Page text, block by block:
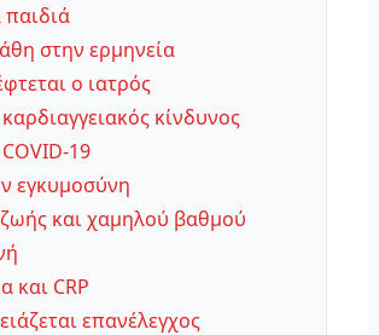
παιδιά
στην ερμηνεία
ο ιατρός
καρδιαγγειακός κίνδυνος
COVID-19
εγκυμοσύνη
και χαμηλού βαθμού
και CRP
επανέλεγχος